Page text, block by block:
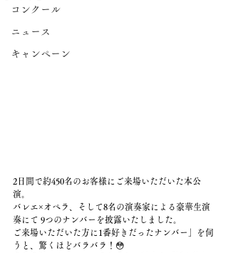
コンクール
ニュース
キャンペーン
2日間で約450名のお客様にご来場いただいた本公
演。
バレエ×オペラ、そして8名の演奏家による豪華生演
奏にて 9つのナンバーを披露いたしました。
ご来場いただいた方に1番好きだったナンバー」を伺
うと、驚くほどバラバラ！😳